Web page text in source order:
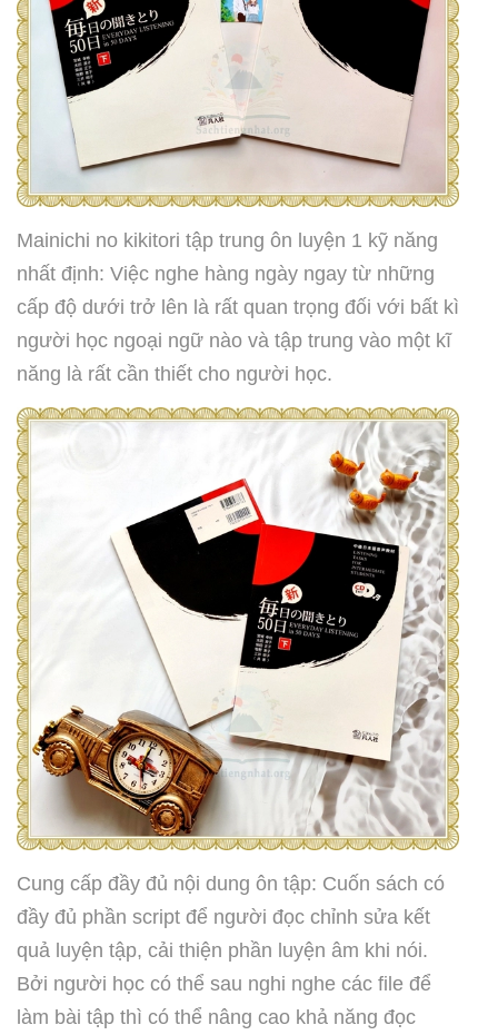
Mainichi no kikitori tập trung ôn luyện 1 kỹ năng
nhất định: Việc nghe hàng ngày ngay từ những
cấp độ dưới trở lên là rất quan trọng đối với bất kì
người học ngoại ngữ nào và tập trung vào một kĩ
năng là rất cần thiết cho người học.
Cung cấp đầy đủ nội dung ôn tập: Cuốn sách có
đầy đủ phần script để người đọc chỉnh sửa kết
quả luyện tập, cải thiện phần luyện âm khi nói.
Bởi người học có thể sau nghi nghe các file để
làm bài tập thì có thể nâng cao khả năng đọc